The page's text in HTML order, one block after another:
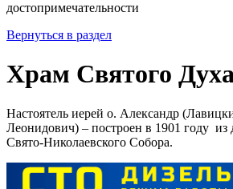
достопримечательности
Вернуться в раздел
Храм Святого
Настоятель иерей о. Александр
Леонидович) – построен в 1901 году из
Свято-Николаевского Собора.